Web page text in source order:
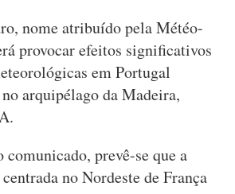
nome atribuído pela Météo-
provocar efeitos significativos
em Portugal
arquipélago da Madeira,
comunicado, prevê-se que a
no Nordeste de França